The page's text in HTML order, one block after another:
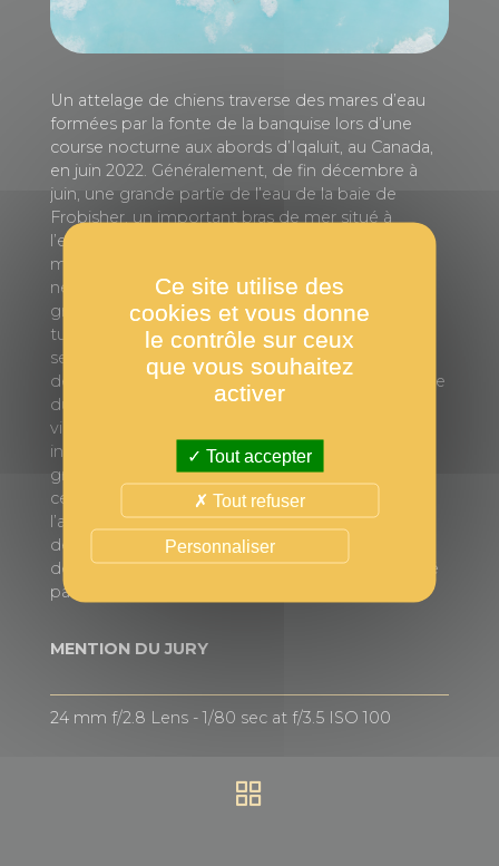
Un attelage de chiens traverse des mares d’eau
formées par la fonte de la banquise lors d’une
course nocturne aux abords d’Iqaluit, au Canada,
en juin 2022. Généralement, de fin décembre à
juin, une grande partie de l’eau de la baie de
Frobisher, un important bras de mer situé à
l’extrémité sud de l’île de Baffin, est gelée. À
mesure que les températures augmentent, la
neige qui recouvre la glace fond, créant de
grandes mares qui révèlent la couche bleu
turquoise se trouvant en dessous. Pour ceux qui
se déplacent encore sur la glace à cette époque
de l’année, les températures chaudes et la lumière
du jour quasi permanente vont de pair avec une
vigilance accrue à l’égard des taches sombres
indiquant des couches de glace trop minces, de
grandes fissures ou même des trous d’eau. Si
celles-ci sont faciles à observer depuis le ciel à
l’aide d’un drone, il peut être difficile de les voir
depuis une motoneige roulant à vive allure ou
depuis un qamutiik (traîneau traditionnel inuit) tiré
par un attelage de chiens.
MENTION DU JURY
24 mm f/2.8 Lens - 1/80 sec at f/3.5 ISO 100
Ce site utilise des
cookies et vous donne
le contrôle sur ceux
que vous souhaitez
activer
Tout accepter
Tout refuser
Personnaliser